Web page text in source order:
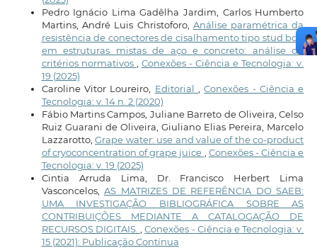
Pedro Ignácio Lima Gadêlha Jardim, Carlos Humberto
Martins, André Luis Christoforo, Análise paramétrica da
resistência de conectores de cisalhamento tipo stud bolt
em estruturas mistas de aço e concreto: análise de
critérios normativos , Conexões - Ciência e Tecnologia: v.
19 (2025)
Caroline Vitor Loureiro, Editorial ,Conexões - Ciência e
Tecnologia: v. 14 n. 2 (2020)
Fábio Martins Campos, Juliane Barreto de Oliveira, Celso
Ruiz Guarani de Oliveira, Giuliano Elias Pereira, Marcelo
Lazzarotto,Grape water: use and value of the co-product
of cryoconcentration of grape juice , Conexões - Ciência e
Tecnologia: v. 19 (2025)
Cintia Arruda Lima, Dr. Francisco Herbert Lima
Vasconcelos,AS MATRIZES DE REFERÊNCIA DO SAEB:
UMA INVESTIGAÇÃO BIBLIOGRÁFICA SOBRE AS
CONTRIBUIÇÕES MEDIANTE A CATALOGAÇÃO DE
RECURSOS DIGITAIS.,Conexões - Ciência e Tecnologia: v.
15 (2021): Publicação Contínua